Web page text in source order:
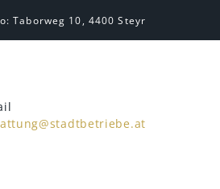
Taborweg 10, 4400 Steyr